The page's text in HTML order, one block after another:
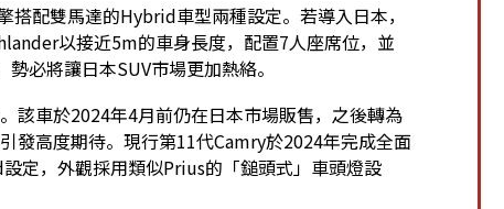
配雙馬達的Hybrid車型兩種設定。若導入日本，
以接近5m的車身長度，配置7人座席位，並
必將讓日本SUV市場更加熱絡。
該車於2024年4月前仍在日本市場販售，之後轉為
發高度期待。現行第11代Camry於2024年完成全面
定，外觀採用類似Prius的「鎚頭式」車頭燈設